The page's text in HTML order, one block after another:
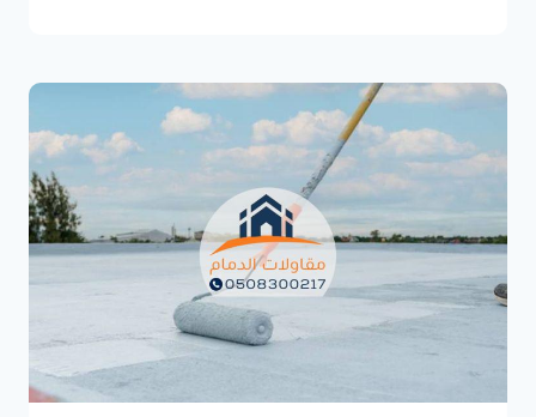
الدمام:
اختيارك
الأمثل
للبناء
الحديث